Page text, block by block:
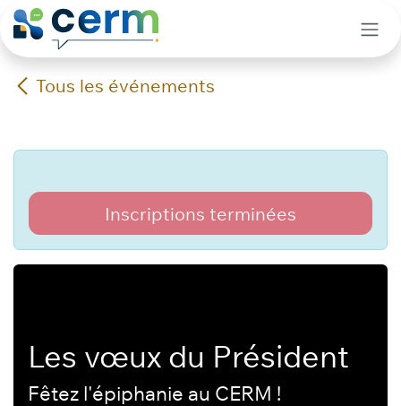
Se rendre au contenu
Tous les événements
Inscriptions terminées
Les vœux du Président
Fêtez l'épiphanie au CERM !